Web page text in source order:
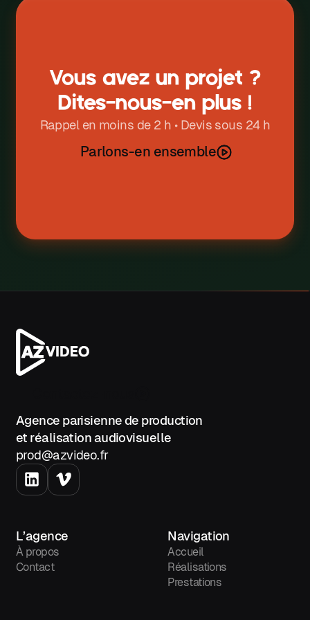
Vous avez un projet ?
Dites-nous-en plus !
Rappel en moins de 2 h • Devis sous 24 h
Parlons-en ensemble
Agence parisienne de production
et réalisation audiovisuelle
prod@azvideo.fr
L’agence
À propos
Contact
Navigation
Accueil
Réalisations
Prestations